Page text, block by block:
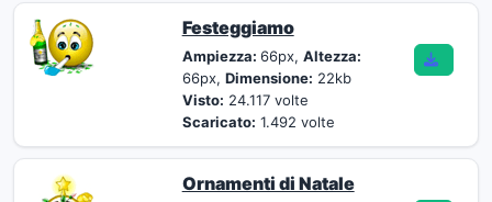
Festeggiamo
Ampiezza: 66px, Altezza:
66px, Dimensione: 22kb
Visto: 24.117 volte
Scaricato: 1.492 volte
Ornamenti di Natale